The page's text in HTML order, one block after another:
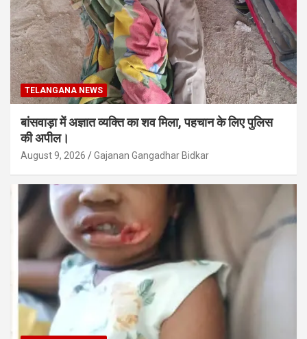
TELANGANA NEWS
बांसवाड़ा में अज्ञात व्यक्ति का शव मिला, पहचान के लिए पुलिस
की अपील।
August 9, 2026 Gajanan Gangadhar Bidkar